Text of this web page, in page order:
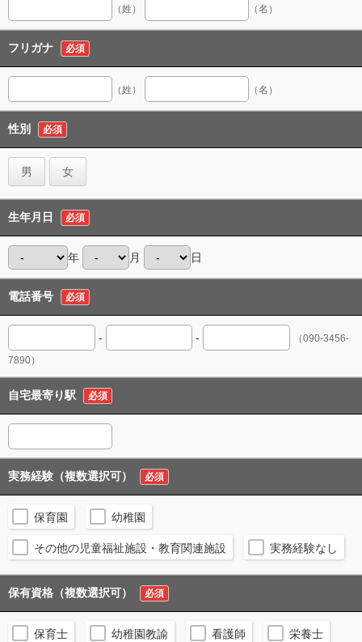
（姓） （名）
フリガナ 必須
（姓） （名）
性別 必須
男 女
生年月日 必須
年 月 日
電話番号 必須
- -
（090-3456-
7890）
自宅最寄り駅 必須
実務経験（複数選択可） 必須
保育園 幼稚園
その他の児童福祉施設・教育関連施設 実務経験なし
保有資格（複数選択可） 必須
保育士 幼稚園教諭 看護師 栄養士